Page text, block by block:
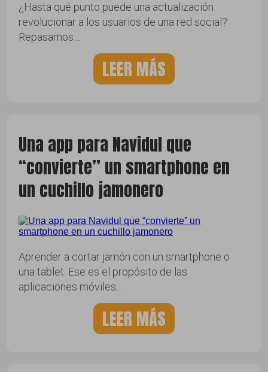
¿Hasta qué punto puede una actualización
revolucionar a los usuarios de una red social?
Repasamos…
LEER MÁS
Una app para Navidul que
“convierte” un smartphone en
un cuchillo jamonero
Aprender a cortar jamón con un smartphone o
una tablet. Ese es el propósito de las
aplicaciones móviles…
LEER MÁS